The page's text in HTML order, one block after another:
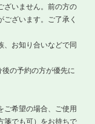
ざいません。前の方の
ざいます。ご了承く
お知り合いなどで同
の予約の方が優先に
希望の場合、ご使用
箋でも可）をお持ちで